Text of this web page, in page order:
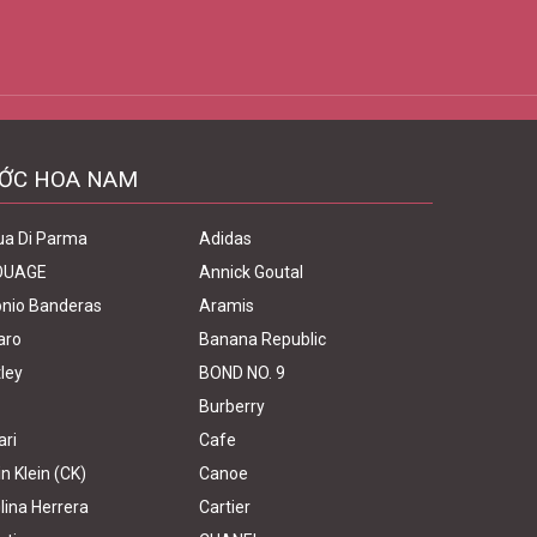
HOA NAM
Di Parma
Adidas
Annick Goutal
Banderas
Aramis
Banana Republic
BOND NO. 9
Burberry
Cafe
Klein (CK)
Canoe
Herrera
Cartier